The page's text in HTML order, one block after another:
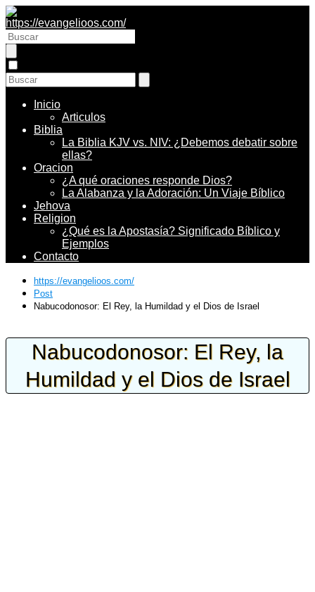
Inicio
Articulos
Biblia
La Biblia KJV vs. NIV: ¿Debemos debatir sobre
ellas?
Oracion
¿A qué oraciones responde Dios?
La Alabanza y la Adoración: Un Viaje Bíblico
Jehova
Religion
¿Qué es la Apostasía? Significado Bíblico y
Ejemplos
Contacto
https://evangelioos.com/
Post
Nabucodonosor: El Rey, la Humildad y el Dios de Israel
Nabucodonosor: El Rey, la
Humildad y el Dios de Israel